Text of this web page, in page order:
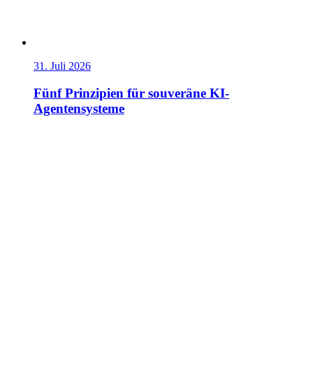
31. Juli 2026
Fünf Prinzipien für souveräne KI-
Agentensysteme